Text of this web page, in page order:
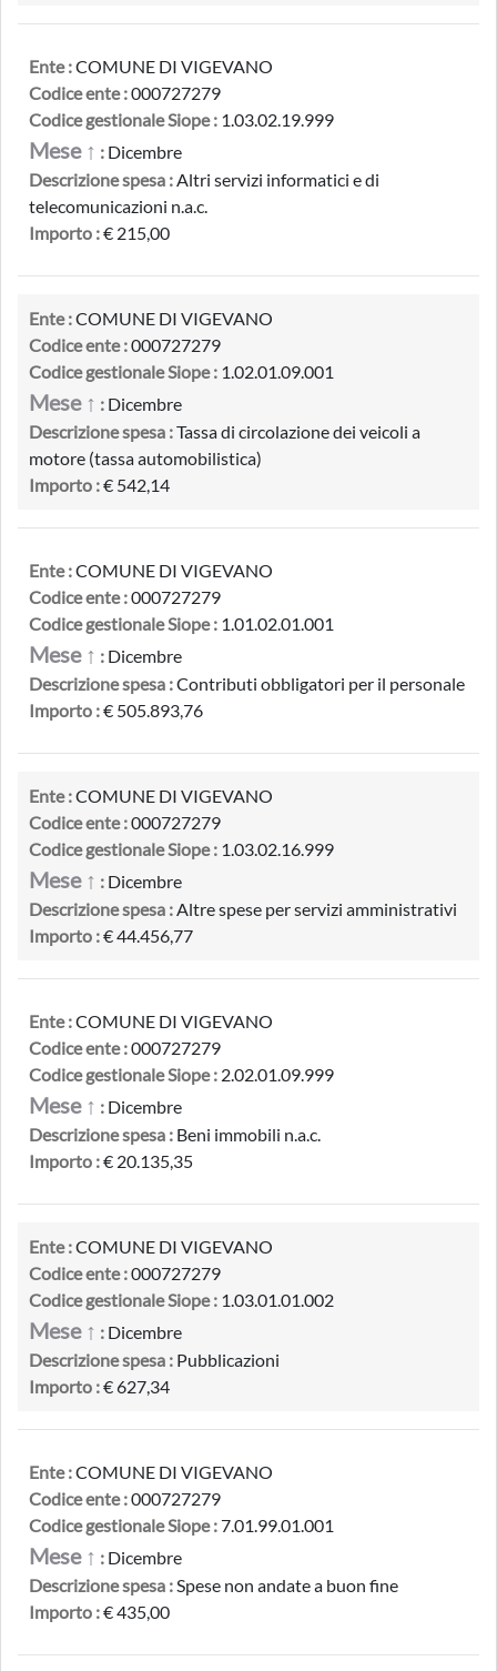
Ente :COMUNE DI VIGEVANO
Codice ente :000727279
Codice gestionale Siope : 1.03.02.19.999
Mese ↑ : Dicembre
Descrizione spesa :Altri servizi informatici e di
telecomunicazioni n.a.c.
Importo :€ 215,00
Ente :COMUNE DI VIGEVANO
Codice ente :000727279
Codice gestionale Siope : 1.02.01.09.001
Mese ↑ : Dicembre
Descrizione spesa :Tassa di circolazione dei veicoli a
motore (tassa automobilistica)
Importo :€ 542,14
Ente :COMUNE DI VIGEVANO
Codice ente :000727279
Codice gestionale Siope : 1.01.02.01.001
Mese ↑ : Dicembre
Descrizione spesa :Contributi obbligatori per il personale
Importo :€ 505.893,76
Ente :COMUNE DI VIGEVANO
Codice ente :000727279
Codice gestionale Siope : 1.03.02.16.999
Mese ↑ : Dicembre
Descrizione spesa :Altre spese per servizi amministrativi
Importo :€ 44.456,77
Ente :COMUNE DI VIGEVANO
Codice ente :000727279
Codice gestionale Siope : 2.02.01.09.999
Mese ↑ : Dicembre
Descrizione spesa : Beni immobili n.a.c.
Importo :€ 20.135,35
Ente :COMUNE DI VIGEVANO
Codice ente :000727279
Codice gestionale Siope : 1.03.01.01.002
Mese ↑ : Dicembre
Descrizione spesa : Pubblicazioni
Importo :€ 627,34
Ente :COMUNE DI VIGEVANO
Codice ente :000727279
Codice gestionale Siope :7.01.99.01.001
Mese ↑ : Dicembre
Descrizione spesa :Spese non andate a buon fine
Importo :€ 435,00